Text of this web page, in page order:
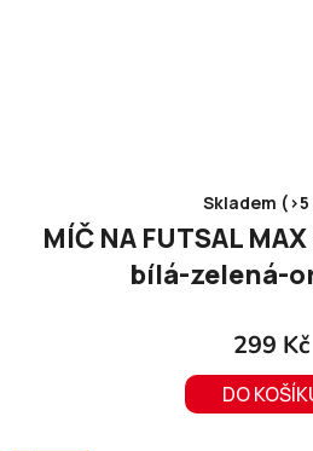
Skladem (>5
MÍČ NA FUTSAL
bílá-zelená-
299 Kč
DO